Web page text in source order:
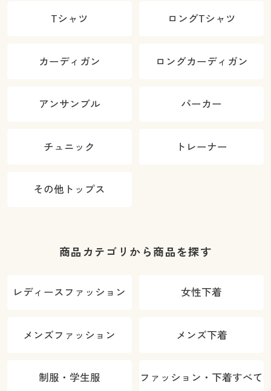
Tシャツ ロングTシャツ
カーディガン ロングカーディガン
アンサンブル パーカー
チュニック トレーナー
その他トップス
商品カテゴリから商品を探す
レディースファッション 女性下着
メンズファッション メンズ下着
制服・学生服 ファッション・下着すべて